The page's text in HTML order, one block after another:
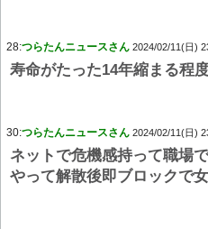
28:つらたんニュースさん 2024/02/11(日)
寿命がたった14年縮まる程
30:つらたんニュースさん 2024/02/11(日)
ネットで危機感持って職場
やって解散後即ブロックで